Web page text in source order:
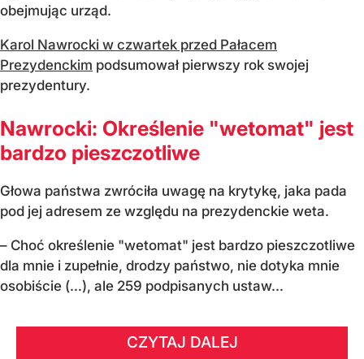
obejmując urząd.
Karol Nawrocki w czwartek przed Pałacem
Prezydenckim podsumował pierwszy rok swojej
prezydentury.
Nawrocki: Określenie "wetomat" jest
bardzo pieszczotliwe
Głowa państwa zwróciła uwagę na krytykę, jaka pada
pod jej adresem ze względu na prezydenckie weta.
– Choć określenie "wetomat" jest bardzo pieszczotliwe
dla mnie i zupełnie, drodzy państwo, nie dotyka mnie
osobiście (…), ale 259 podpisanych ustaw...
CZYTAJ DALEJ